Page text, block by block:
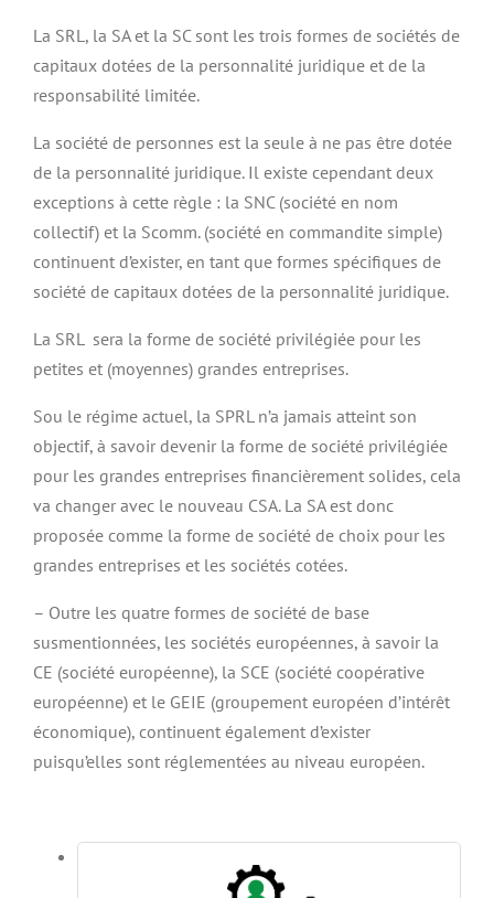
La SRL, la SA et la SC sont les trois formes de sociétés de
capitaux dotées de la personnalité juridique et de la
responsabilité limitée.
La société de personnes est la seule à ne pas être dotée
de la personnalité juridique. Il existe cependant deux
exceptions à cette règle : la SNC (société en nom
collectif) et la Scomm. (société en commandite simple)
continuent d’exister, en tant que formes spécifiques de
société de capitaux dotées de la personnalité juridique.
La SRL sera la forme de société privilégiée pour les
petites et (moyennes) grandes entreprises.
Sou le régime actuel, la SPRL n’a jamais atteint son
objectif, à savoir devenir la forme de société privilégiée
pour les grandes entreprises financièrement solides, cela
va changer avec le nouveau CSA. La SA est donc
proposée comme la forme de société de choix pour les
grandes entreprises et les sociétés cotées.
– Outre les quatre formes de société de base
susmentionnées, les sociétés européennes, à savoir la
CE (société européenne), la SCE (société coopérative
européenne) et le GEIE (groupement européen d’intérêt
économique), continuent également d’exister
puisqu’elles sont réglementées au niveau européen.